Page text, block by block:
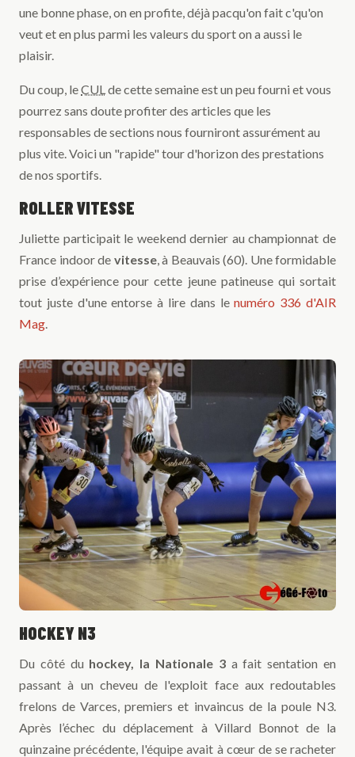
une bonne phase, on en profite, déjà pacqu'on fait c'qu'on
veut et en plus parmi les valeurs du sport on a aussi le
plaisir.
Du coup, leCUL de cette semaine est un peu fourni et vous
pourrez sans doute profiter des articles que les
responsables de sections nous fourniront assurément au
plus vite. Voici un "rapide" tour d'horizon des prestations
de nos sportifs.
ROLLER VITESSE
Juliette participait le weekend dernier au championnat de
France indoor de vitesse, à Beauvais (60). Une formidable
prise d’expérience pour cette jeune patineuse qui sortait
tout juste d'une entorse à lire dans lenuméro 336 d'AIR
Mag.
HOCKEY N3
Du côté du hockey, la Nationale 3a fait sentation en
passant à un cheveu de l'exploit face aux redoutables
frelons de Varces, premiers et invaincus de la poule N3.
Après l’échec du déplacement à Villard Bonnot de la
quinzaine précédente, l'équipe avait à cœur de se racheter